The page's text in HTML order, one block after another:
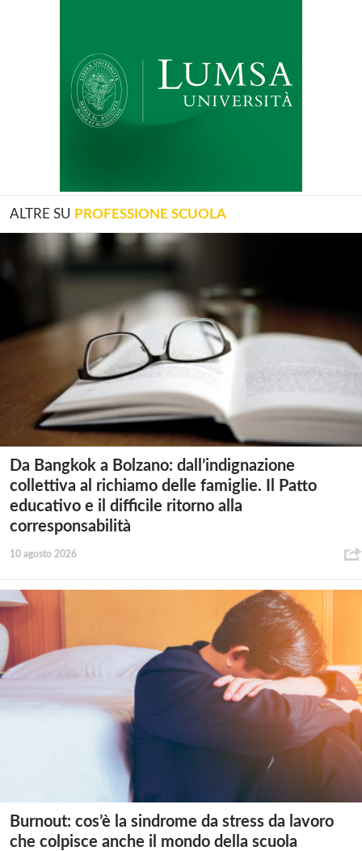
ALTRE SU PROFESSIONE SCUOLA
Da Bangkok a Bolzano: dall’indignazione
collettiva al richiamo delle famiglie. Il Patto
educativo e il difficile ritorno alla
corresponsabilità
10 agosto 2026
Burnout: cos’è la sindrome da stress da lavoro
che colpisce anche il mondo della scuola